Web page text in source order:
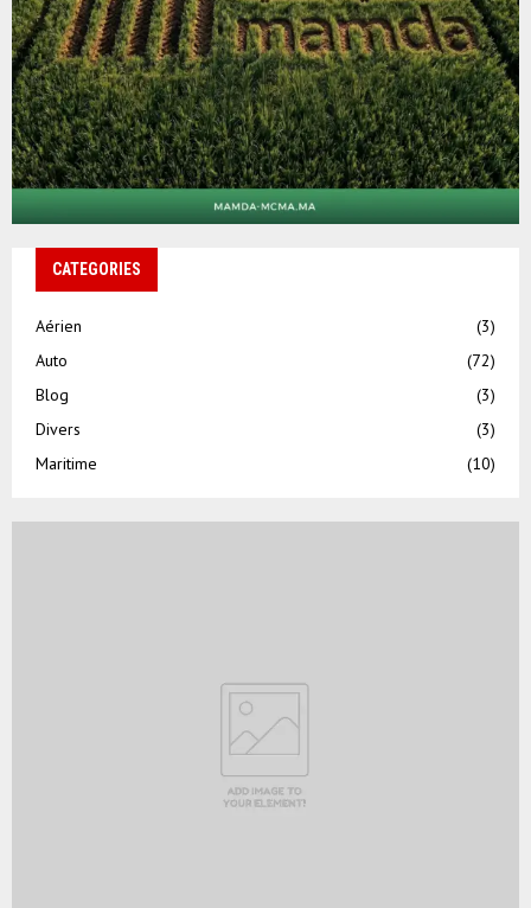
CATEGORIES
Aérien
(3)
Auto
(72)
Blog
(3)
Divers
(3)
Maritime
(10)